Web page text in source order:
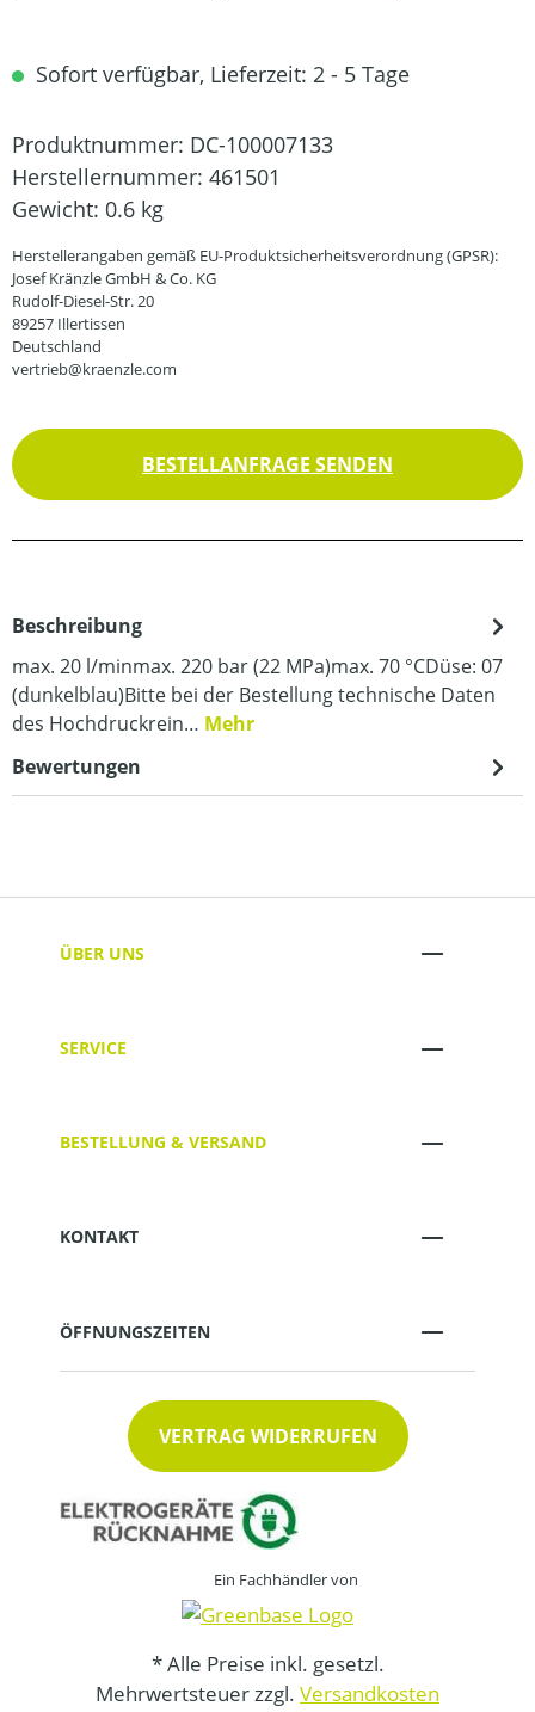
Sofort verfügbar, Lieferzeit: 2 - 5 Tage
Produktnummer: DC-100007133
Herstellernummer: 461501
Gewicht: 0.6 kg
Herstellerangaben gemäß EU-Produktsicherheitsverordnung (GPSR):
Josef Kränzle GmbH & Co. KG
Rudolf-Diesel-Str. 20
89257 Illertissen
Deutschland
vertrieb@kraenzle.com
BESTELLANFRAGE SENDEN
Beschreibung
max. 20 l/minmax. 220 bar (22 MPa)max. 70 °CDüse: 07
(dunkelblau)Bitte bei der Bestellung technische Daten
des Hochdruckrein… Mehr
Bewertungen
ÜBER UNS
SERVICE
BESTELLUNG & VERSAND
KONTAKT
ÖFFNUNGSZEITEN
VERTRAG WIDERRUFEN
Ein Fachhändler von
* Alle Preise inkl. gesetzl.
Mehrwertsteuer zzgl. Versandkosten